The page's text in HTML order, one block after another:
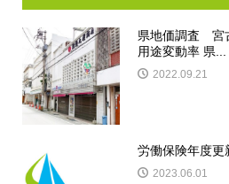
県地価調査 宮
用途変動率 県...
2022.09.21
労働保険年度
2023.06.01